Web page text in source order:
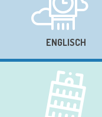
ENGLISCH